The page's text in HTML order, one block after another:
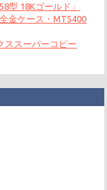
型 18Kゴールド」
金ケース・MT5400
スーパーコピー